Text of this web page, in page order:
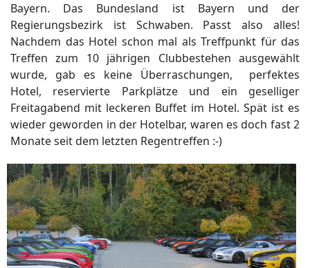
Bayern. Das Bundesland ist Bayern und der
Regierungsbezirk ist Schwaben. Passt also alles!
Nachdem das Hotel schon mal als Treffpunkt für das
Treffen zum 10 jährigen Clubbestehen ausgewählt
wurde, gab es keine Überraschungen, perfektes
Hotel, reservierte Parkplätze und ein geselliger
Freitagabend mit leckeren Buffet im Hotel. Spät ist es
wieder geworden in der Hotelbar, waren es doch fast 2
Monate seit dem letzten Regentreffen :-)